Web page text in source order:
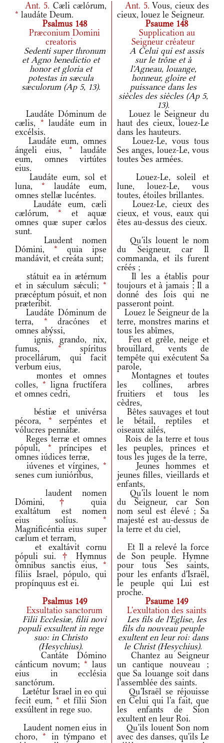
Ant. 5. Cæli cælórum,
* laudáte Deum.
Ant. 5. Vous, cieux des
cieux, louez le Seigneur.
Psalmus 148
Psaume 148
Præconium Domini
creatoris
Supplication au
Seigneur créateur
Sedenti super thronum
et Agno benedictio et
honor et gloria et
potestas in sæcula
sæculorum (Ap 5, 13).
A Celui qui est assis
sur le trône et à
l'Agneau, louange,
honneur, gloire et
puissance dans les
siècles des siècles (Ap 5,
13).
Laudáte Dóminum de
cælis, * laudáte eum in
excélsis.
Louez le Seigneur du
haut des cieux, louez-Le
dans les hauteurs.
Laudáte eum, omnes
ángeli eius,* laudáte
eum, omnes virtútes
eius.
Louez-Le, vous tous
Ses anges, louez-Le, vous
toutes Ses armées.
Laudáte eum, sol et
luna, * laudáte eum,
omnes stellæ lucéntes.
Louez-Le, soleil et
lune, louez-Le, vous
toutes, étoiles brillantes.
Laudáte eum, cæli
cælórum,* et aquæ
omnes quæ super cælos
sunt.
Louez-Le, cieux des
cieux, et vous, eaux qui
êtes au-dessus des cieux.
Laudent nomen
Dómini, * quia ipse
mandávit, et creáta sunt;
Qu'ils louent le nom
du Seigneur, car Il
commanda, et ils furent
créés ;
státuit ea in ætérnum
et in sǽculum sǽculi; *
præcéptum pósuit, et non
præteríbit.
Il les a établis pour
toujours et à jamais ; Il a
donné des lois qui ne
passeront point.
Laudáte Dóminum de
terra, * dracónes et
omnes abýssi,
Louez le Seigneur de la
terre, monstres marins et
tous les abîmes,
ignis, grando, nix,
fumus, * spíritus
procellárum, qui facit
verbum eius,
Feu et grêle, neige et
brouillard, vents de
tempête qui exécutent Sa
parole,
montes et omnes
colles, * ligna fructífera
et omnes cedri,
Montagnes et toutes
les collines, arbres
fruitiers et tous les
cèdres,
béstiæ et univérsa
pécora, * serpéntes et
vólucres pennátæ.
Bêtes sauvages et tout
le bétail, reptiles et
oiseaux ailés,
Reges terræ et omnes
pópuli, * príncipes et
omnes iúdices terræ,
Rois de la terre et tous
les peuples, princes et
tous les juges de la terre,
iúvenes et vírgines, *
senes cum iunióribus,
Jeunes hommes et
jeunes filles, vieillards et
enfants,
laudent nomen
Dómini, †
quia
exaltátum est nomen
eius solíus. *
Magnificéntia eius super
cælum et terram,
Qu'ils louent le nom
du Seigneur, car Son
nom seul est élevé ; Sa
majesté est au-dessus de
la terre et du ciel,
et exaltávit cornu
pópuli sui. †
Hymnus
ómnibus sanctis eius, *
fíliis Israel, pópulo, qui
propínquus est ei.
Et Il a relevé la force
de Son peuple. Hymne
pour tous Ses saints,
pour les enfants d'Israël,
le peuple qui Lui est
proche.
Psalmus 149
Psaume 149
Exsultatio sanctorum
L'exultation des saints
Filii Ecclesiæ, filii novi
populi exsultent in rege
suo: in Christo
(Hesychius).
Les fils de l'Eglise, les
fils du nouveau peuple
exultent en leur roi: dans
le Christ (Hesychius).
Cantáte Dómino
cánticum novum;* laus
eius in ecclésia
sanctórum.
Chantez au Seigneur
un cantique nouveau ;
que Sa louange soit dans
l'assemblée des saints.
Lætétur Israel in eo qui
fecit eum,* et fílii Sion
exsúltent in rege suo.
Qu'Israël se réjouisse
en Celui qui l'a fait, que
les enfants de Sion
exultent en leur Roi.
Laudent nomen eius in
choro,* in týmpano et
Qu'ils louent Son nom
avec des danses, qu'ils Le